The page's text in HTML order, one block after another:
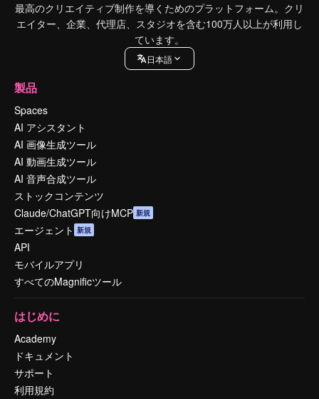
最高のクリエイティブ制作を導くためのプラットフォーム。クリ
エイター、企業、代理店、スタジオを含む100万人以上が利用し
ています。
日本語
製品
Spaces
AI アシスタント
AI 画像生成ツール
AI 動画生成ツール
AI 音声合成ツール
ストックコンテンツ
Claude/ChatGPT向けMCP 新規
エージェント 新規
API
モバイルアプリ
すべてのMagnificツール
はじめに
Academy
ドキュメント
サポート
利用規約